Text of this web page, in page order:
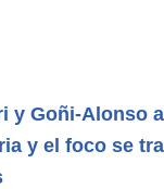
y Goñi-Alonso
y el foco se